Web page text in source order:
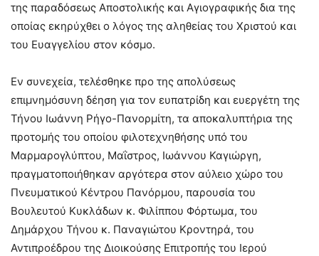
της παραδόσεως Αποστολικής και Αγιογραφικής δια της
οποίας εκηρύχθει ο λόγος της αληθείας του Χριστού και
του Ευαγγελίου στον κόσμο.
Εν συνεχεία, τελέσθηκε προ της απολύσεως
επιμνημόσυνη δέηση για τον ευπατρίδη και ευεργέτη της
Τήνου Ιωάννη Ρήγο-Πανορμίτη, τα αποκαλυπτήρια της
προτομής του οποίου φιλοτεχνηθήσης υπό του
Μαρμαρογλύπτου, Μαΐστρος, Ιωάννου Καγιώργη,
πραγματοποιήθηκαν αργότερα στον αύλειο χώρο του
Πνευματικού Κέντρου Πανόρμου, παρουσία του
Βουλευτού Κυκλάδων κ. Φιλίππου Φόρτωμα, του
Δημάρχου Τήνου κ. Παναγιώτου Κροντηρά, του
Αντιπροέδρου της Διοικούσης Επιτροπής του Ιερού